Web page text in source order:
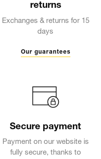
returns
Exchanges & returns for 15
days
Our guarantees
Secure payment
Payment on our website is
fully secure, thanks to